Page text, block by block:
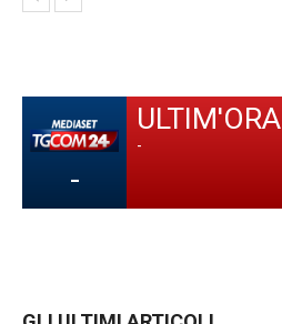
-
ULTIM'ORA
-